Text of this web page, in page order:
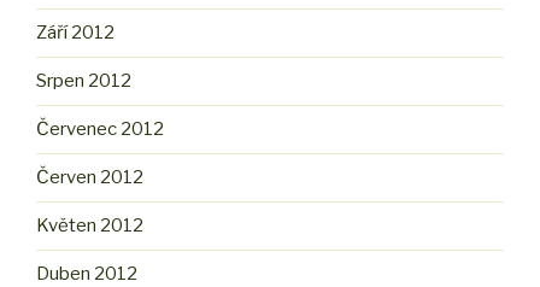
Září 2012
Srpen 2012
Červenec 2012
Červen 2012
Květen 2012
Duben 2012